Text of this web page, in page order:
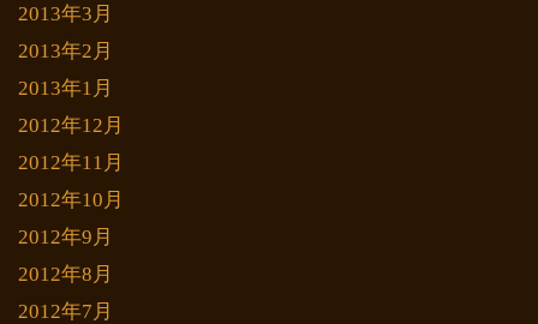
2013年3月
2013年2月
2013年1月
2012年12月
2012年11月
2012年10月
2012年9月
2012年8月
2012年7月